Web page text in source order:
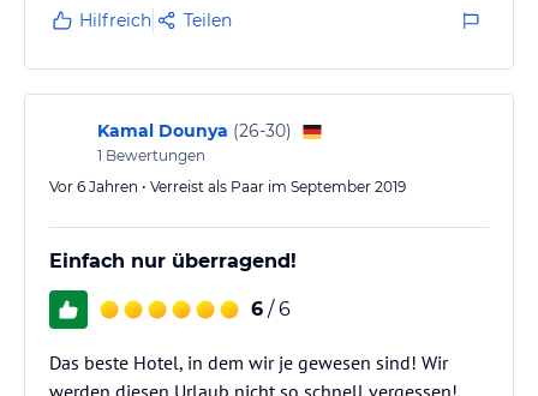
Hilfreich Teilen
Kamal Dounya (26-30)
1 Bewertungen
Vor 6 Jahren • Verreist als Paar im September 2019
Einfach nur überragend!
6 / 6
Das beste Hotel, in dem wir je gewesen sind! Wir
werden diesen Urlaub nicht so schnell vergessen!